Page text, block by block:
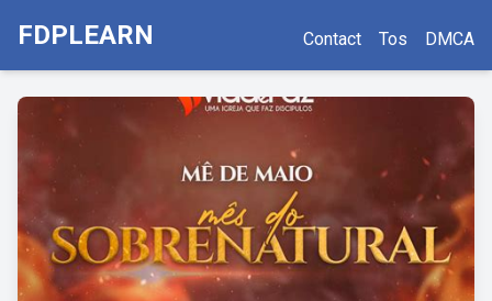
FDPLEARN Contact Tos DMCA